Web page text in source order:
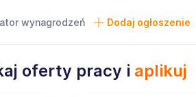
wynagrodzeń Dodaj ogłoszenie
oferty pracy i aplikuj